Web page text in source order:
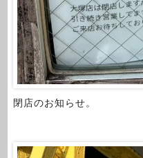
閉店のお知らせ。